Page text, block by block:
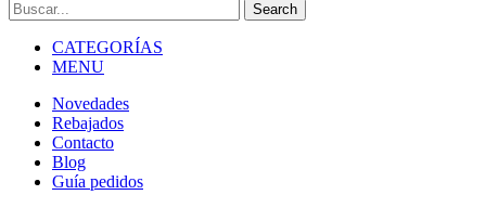
Search
CATEGORÍAS
MENU
Novedades
Rebajados
Contacto
Blog
Guía pedidos